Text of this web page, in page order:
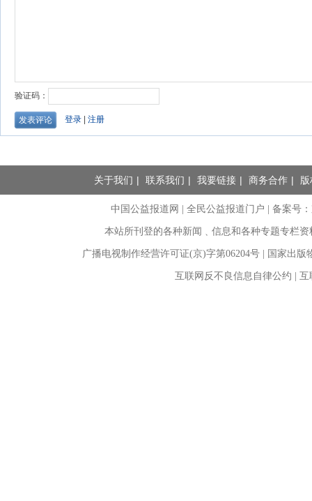
关于我们 | 联系我们 | 我要链接 | 商务合作 |
中国公益报道网 | 全民公益报道门户 |备案号
本站所刊登的各种新闻﹑信息和各种专题专栏
广播电视制作经营许可证(京)字第06204号 | 国家出
互联网反不良信息自律公约 |